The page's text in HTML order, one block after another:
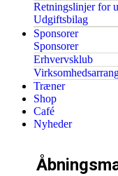
Retningslinjer for
Udgiftsbilag
Sponsorer
Sponsorer
Erhvervsklub
Træner
Shop
Café
Nyheder